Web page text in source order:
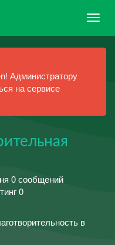
Администратору
на сервисе
0 сообщений
0
в